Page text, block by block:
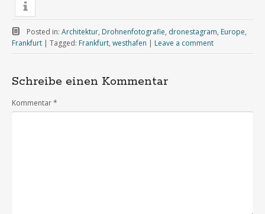
Posted in: Architektur, Drohnenfotografie, dronestagram, Europe,
Frankfurt | Tagged: Frankfurt, westhafen | Leave a comment
Schreibe einen Kommentar
Kommentar*